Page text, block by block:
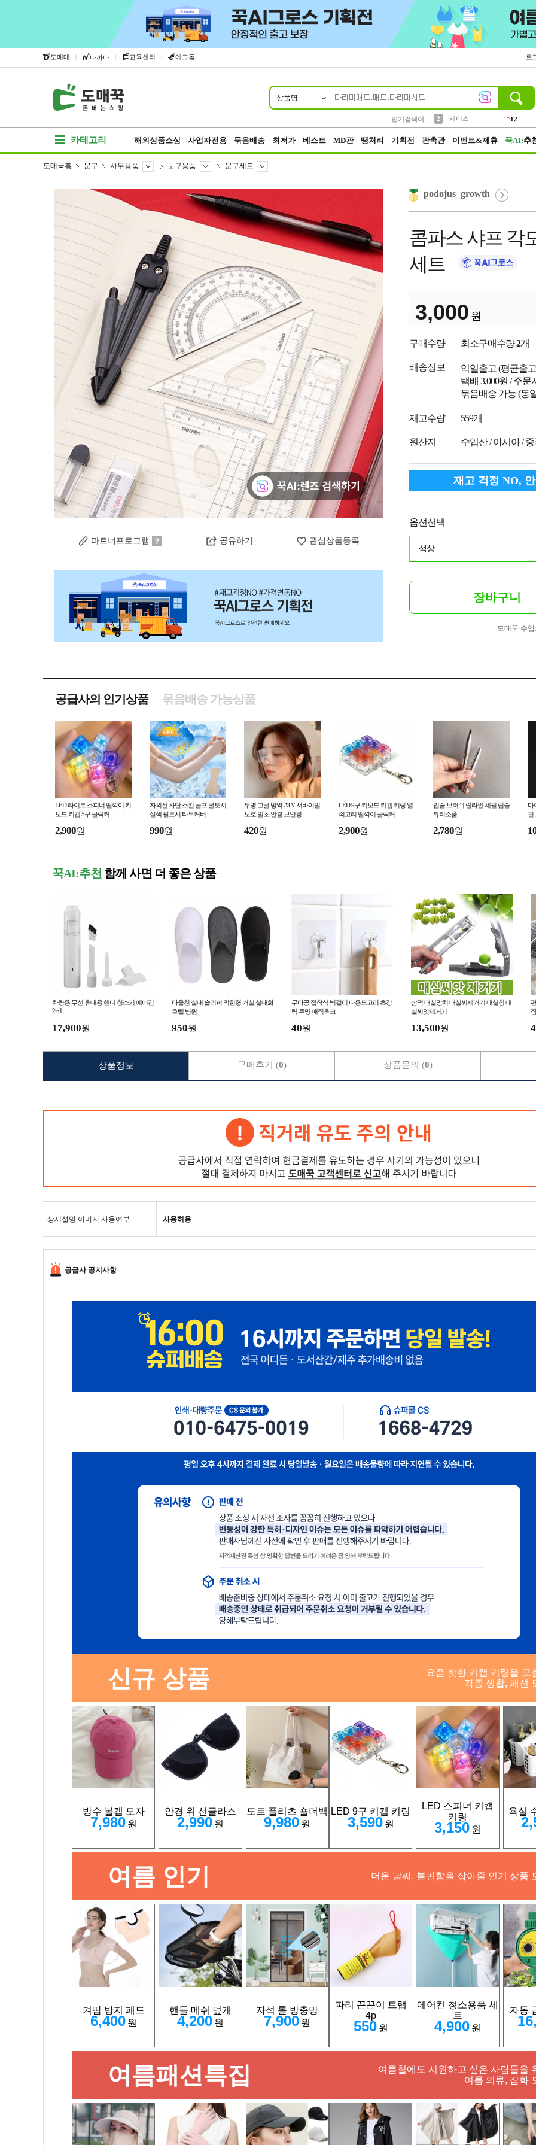
도매매 | 나까마 | 교육센터 | 에그돔 로
상품명
인기검색어
3
생수 454
카테고리 해외상품소싱 사업자전용 묶음배송 최저가 베스트 MD관 땡처리 기획전 판촉관 이벤트&제휴 꾹AI:추
도매꾹홈 문구 사무용품 문구용품 문구세트
파트너프로그램 공유하기 관심상품등록
podojus_growth
콤파스 샤프 각
세트
3,000 원
구매수량 최소구매수량2개
배송정보 익일출고 (평균출
택배 3,000원 / 주문
묶음배송 가능 (동
재고수량 559개
원산지 수입산 / 아시아 /
재고 걱정 NO,
옵션선택
색상
장바구니
도매꾹 수
공급사의 인기상품 묶음배송 가능상품
LED 라이트 스피너 딸깍이 키
보드 키캡 5구 클릭커
2,900원
자외선 차단 스킨 골프 쿨토시
살색 팔토시 타투커버
990원
투명 고글 방역 ATV 서바이벌
보호 벌초 안경 보안경
420원
LED 9구 키보드 키캡 키링 열
쇠고리 딸깍이 클릭커
2,900원
입술 브러쉬 립라인 세필 립솔
뷰티소품
2,780원
마
핀
꾹AI:추천 함께 사면 더 좋은 상품
차량용 무선 휴대용 핸디 청소기 에어건
2in1
17,900원
타올천 실내 슬리퍼 막힌형 거실 실내화
호텔 병원
950원
무타공 접착식 벽걸이 다용도고리 초강
력 투명 매직후크
40원
삼덕 매실망치 매실씨제거기 매실청 매
실씨앗제거기
13,500원
상세설명 이미지 사용여부 사용허용
공급사 공지사항
요즘 핫한 키캡 키링을 포
각종 생활, 패션
신규 상품
방수 볼캡 모자
7,980 원
안경 위 선글라스
2,990 원
도트 플리츠 숄더백
9,980 원
LED 9구 키캡 키링
3,590 원
LED 스피너 키캡
키링
3,150 원
욕실
더운 날씨, 불편함을 잡아줄 인기 상품
여름 인기
겨땀 방지 패드
6,400 원
핸들 메쉬 덮개
4,200 원
자석 롤 방충망
7,900 원
파리 끈끈이 트랩
4p
550 원
에어컨 청소용품 세
트
4,900 원
자동
여름철에도 시원하고 싶은 사람들을
여름 의류, 잡화
여름패션특집
상품정보 구매후기 (0) 상품문의 (0)